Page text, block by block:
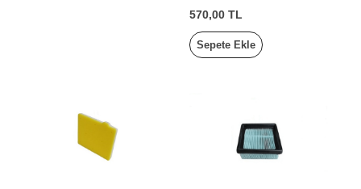
570,00 TL
Sepete Ekle